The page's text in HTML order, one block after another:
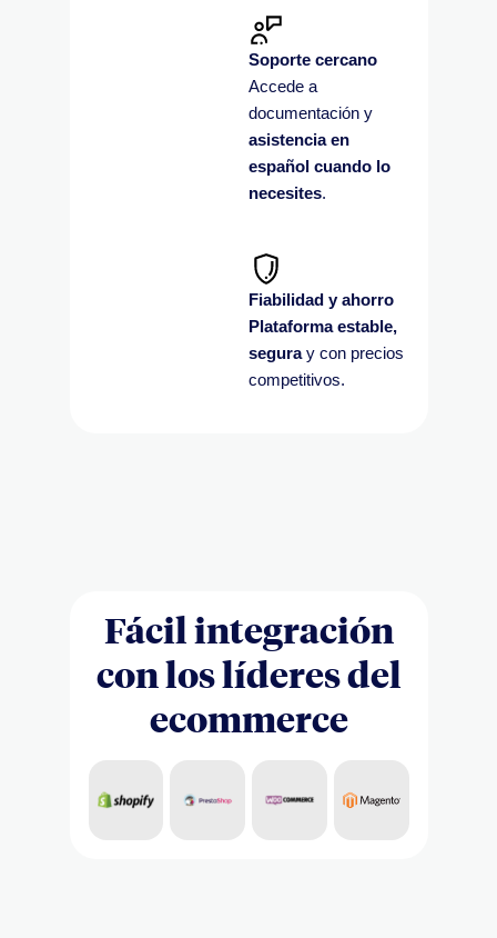
Soporte cercano
Accede a
documentación y
asistencia en
español cuando lo
necesites.
Fiabilidad y ahorro
Plataforma estable,
seguray con precios
competitivos.
Fácil integración
con los líderes del
ecommerce